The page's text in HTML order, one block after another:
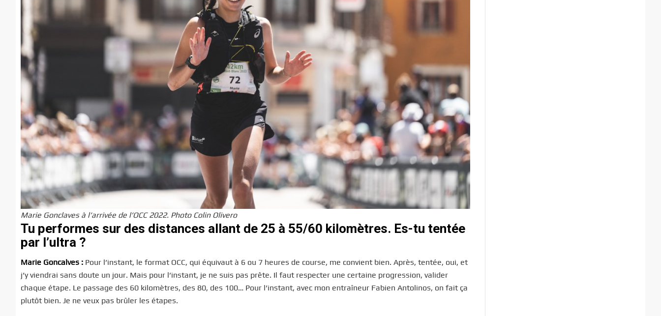
Marie Gonclaves à l’arrivée de l’OCC 2022. Photo Colin Olivero
Tu performes sur des distances allant de 25 à 55/60 kilomètres. Es-tu tentée
par l’ultra ?
Marie Goncalves : Pour l’instant, le format OCC, qui équivaut à 6 ou 7 heures de course, me convient bien. Après, tentée, oui, et
j’y viendrai sans doute un jour. Mais pour l’instant, je ne suis pas prête. Il faut respecter une certaine progression, valider
chaque étape. Le passage des 60 kilomètres, des 80, des 100… Pour l’instant, avec mon entraîneur Fabien Antolinos, on fait ça
plutôt bien. Je ne veux pas brûler les étapes.